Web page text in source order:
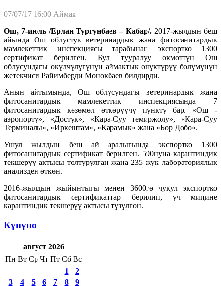
07/07/17 16:00 Аймак
Ош, 7-июль /Ерлан Тургунбаев – Кабар/. 2017-жылдын беш
айында Ош облустук ветеринардык жана фитосанитардык
мамлекеттик инспекциясы тарабынан экспортко 1300
сертификат берилген. Бул тууралуу өкмөттүн Ош
облусундагы өкүлчүлүгүнүн аймактык өнүктүрүү бөлүмүнүн
жетекчиси Райимберди Монокбаев билдирди.
Анын айтымында, Ош облусундагы ветеринардык жана
фитосанитардык мамлекеттик инспекциясында 7
фитосанитардык көзөмөл өткөрүүчү пункту бар. «Ош -
аэропорту», «Достук», «Кара-Суу темиржолу», «Кара-Суу
Терминалы», «Иркештам», «Карамык» жана «Бор Дөбө».
Ушул жылдын беш ай аралыгында экспортко 1300
фитосанитардык сертификат берилген. 590нуна карантиндик
текшерүү актысы толтурулган жана 235 жүк лабораториялык
анализден өткөн.
2016-жылдын жыйынтыгы менен 3600гө чукул экспортко
фитосанитардык сертификаттар берилип, үч миңине
карантиндик текшерүү актысы түзүлгөн.
Күнүнө
август 2026
Пн Вт Ср Чт Пт Сб Вс
1
2
3
4 5 6 7 8
9